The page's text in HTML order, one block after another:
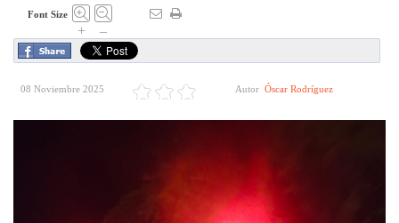
Font Size
+ –
08 Noviembre 2025 Autor Óscar Rodríguez